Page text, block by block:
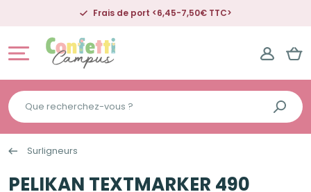
Frais de port <6,45-7,50€ TTC>
Que
recherchez-
vous
?
Surligneurs
PELIKAN TEXTMARKER 490